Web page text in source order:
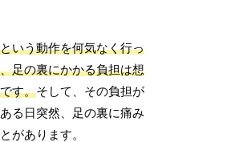
いう動作を何気なく行っ
足の裏にかかる負担は想
す。そして、その負担が
る日突然、足の裏に痛み
があります。